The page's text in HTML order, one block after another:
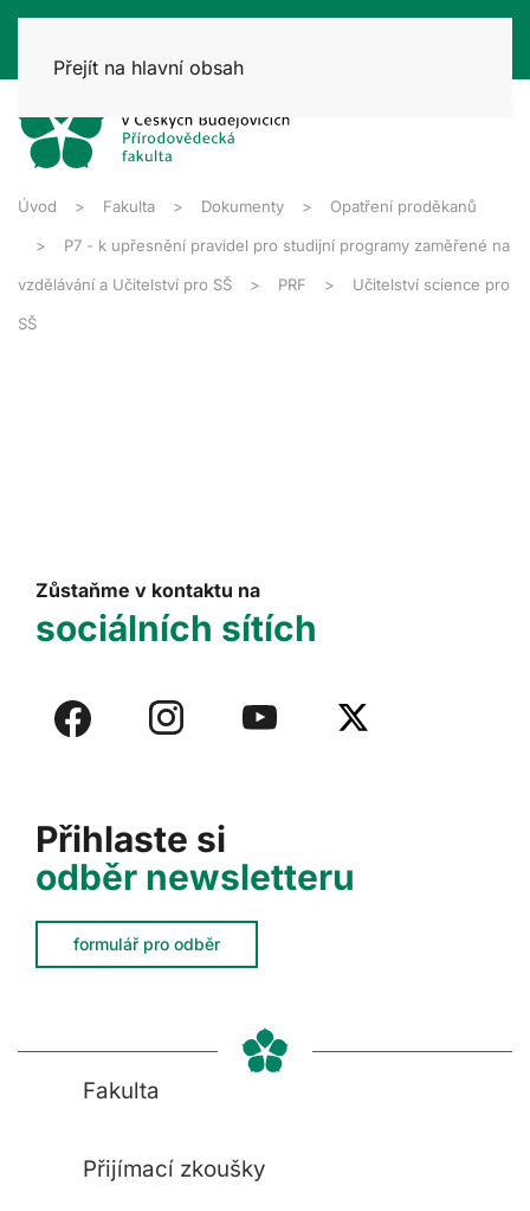
Přejít na hlavní obsah
Úvod Fakulta Dokumenty Opatření proděkanů
P7 - k upřesnění pravidel pro studijní programy zaměřené na
vzdělávání a Učitelství pro SŠ PRF Učitelství science pro
SŠ
Přihlaste si
odběr newsletteru
formulář pro odběr
Zůstaňme v kontaktu na
sociálních sítích
Fakulta
Přijímací zkoušky